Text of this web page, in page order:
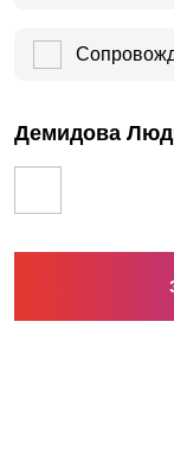
Демидова